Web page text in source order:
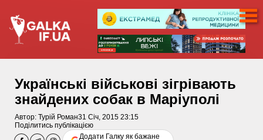
Українські військові зігрівають
знайдених собак в Маріуполі
Автор: Турій Роман31 Січ, 2015 23:15
Поділитись публікацією
Додати Галку як бажане